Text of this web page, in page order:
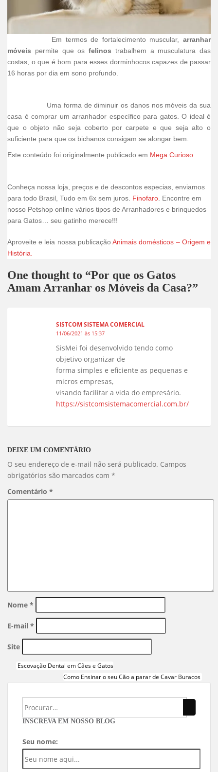
Em termos de fortalecimento muscular, arranhar
móveis permite que os felinos trabalhem a musculatura das
costas, o que é bom para esses dorminhocos capazes de passar
16 horas por dia em sono profundo.
Uma forma de diminuir os danos nos móveis da sua
casa é comprar um arranhador específico para gatos. O ideal é
que o objeto não seja coberto por carpete e que seja alto o
suficiente para que os bichanos consigam se alongar bem.
Este conteúdo foi originalmente publicado em Mega Curioso
Conheça nossa loja, preços e de descontos especias, enviamos
para todo Brasil, Tudo em 6x sem juros. Finofaro . Encontre em
nosso Petshop online vários tipos de Arranhadores e brinquedos
para Gatos… seu gatinho merece!!!
Aproveite e leia nossa publicaçãoAnimais domésticos – Origem e
História.
One thought to “Por que os Gatos
Amam Arranhar os Móveis da Casa?”
SISTCOM SISTEMA COMERCIAL
11/06/2021 às 15:37
SisMei foi desenvolvido tendo como
objetivo organizar de
forma simples e eficiente as pequenas e
micros empresas,
visando facilitar a vida do empresário.
https://sistcomsistemacomercial.com.br/
DEIXE UM COMENTÁRIO
O seu endereço de e-mail não será publicado. Campos
obrigatórios são marcados com *
Comentário *
Nome *
E-mail *
Site
Escovação Dental em Cães e Gatos
Como Ensinar o seu Cão a parar de Cavar Buracos
INSCREVA EM NOSSO BLOG
Seu nome: